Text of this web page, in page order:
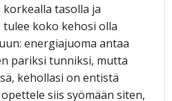
korkealla tasolla ja
tulee koko kehosi olla
energiajuoma antaa
pariksi tunniksi, mutta
kehollasi on entistä
siis syömään siten,